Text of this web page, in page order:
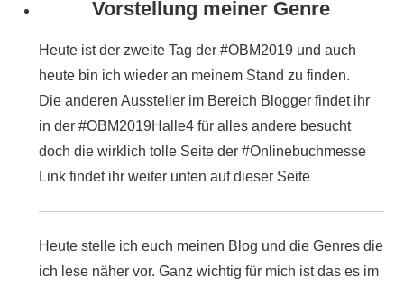
Vorstellung meiner Genre
Heute ist der zweite Tag der #OBM2019 und auch
heute bin ich wieder an meinem Stand zu finden.
Die anderen Aussteller im Bereich Blogger findet ihr
in der #OBM2019Halle4 für alles andere besucht
doch die wirklich tolle Seite der #Onlinebuchmesse
Link findet ihr weiter unten auf dieser Seite
Heute stelle ich euch meinen Blog und die Genres die
ich lese näher vor. Ganz wichtig für mich ist das es im